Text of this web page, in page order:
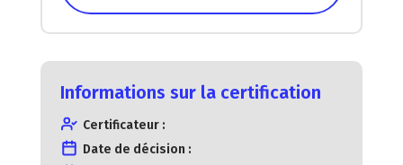
Informations sur la certification
Certificateur :
Date de décision :